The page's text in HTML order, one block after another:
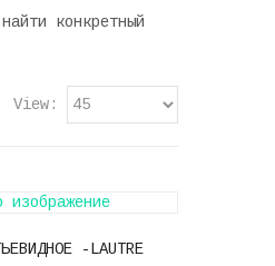
конкретный
View
-LAUTRE